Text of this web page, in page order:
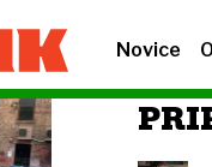
Novice